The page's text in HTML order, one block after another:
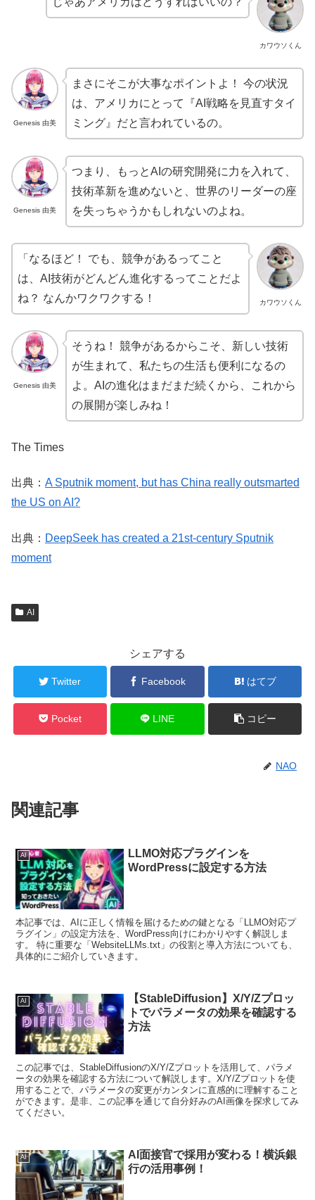
カワウソくん
Genesis 由美
まさにそこが大事なポイントよ！ 今の状況
は、アメリカにとって『AI戦略を見直すタイ
ミング』だと言われているの。
Genesis 由美
つまり、もっとAIの研究開発に力を入れて、
技術革新を進めないと、世界のリーダーの座
を失っちゃうかもしれないのよね。
カワウソくん
「なるほど！ でも、競争があるってこと
は、AI技術がどんどん進化するってことだよ
ね？ なんかワクワクする！
Genesis 由美
そうね！ 競争があるからこそ、新しい技術
が生まれて、私たちの生活も便利になるの
よ。AIの進化はまだまだ続くから、これから
の展開が楽しみね！
The Times
出典： A Sputnik moment, but has China really outsmarted
the US on AI?
出典： DeepSeek has created a 21st-century Sputnik
moment
AI
シェアする
Twitter Facebook はてブ
Pocket LINE コピー
NAO
関連記事
AI
LLMO対応プラグインを
WordPressに設定する方法
本記事では、AIに正しく情報を届けるための鍵となる「LLMO対応プ
ラグイン」の設定方法を、WordPress向けにわかりやすく解説しま
す。 特に重要な「WebsiteLLMs.txt」の役割と導入方法についても、
具体的にご紹介していきます。
AI
【StableDiffusion】X/Y/Zプロッ
トでパラメータの効果を確認する
方法
この記事では、StableDiffusionのX/Y/Zプロットを活用して、パラメ
ータの効果を確認する方法について解説します。X/Y/Zプロットを使
用することで、パラメータの変更がカンタンに直感的に理解すること
ができます。是非、この記事を通じて自分好みのAI画像を探求してみ
てください。
AI
AI面接官で採用が変わる！横浜銀
行の活用事例！